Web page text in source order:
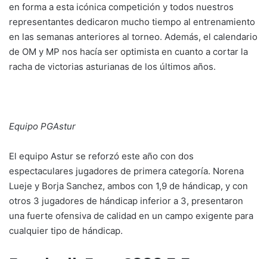
en forma a esta icónica competición y todos nuestros
representantes dedicaron mucho tiempo al entrenamiento
en las semanas anteriores al torneo. Además, el calendario
de OM y MP nos hacía ser optimista en cuanto a cortar la
racha de victorias asturianas de los últimos años.
Equipo PGAstur
El equipo Astur se reforzó este año con dos
espectaculares jugadores de primera categoría. Norena
Lueje y Borja Sanchez, ambos con 1,9 de hándicap, y con
otros 3 jugadores de hándicap inferior a 3, presentaron
una fuerte ofensiva de calidad en un campo exigente para
cualquier tipo de hándicap.